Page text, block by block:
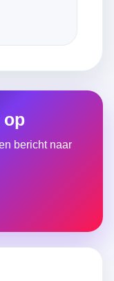
op
bericht naar